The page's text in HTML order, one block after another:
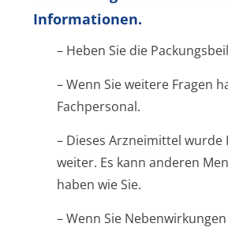
Informationen.
– Heben Sie die
– Wenn Sie weitere Fragen
Fachpersonal.
– Dieses Arzneimittel
weiter. Es kann anderen
haben wie Sie.
– Wenn Sie